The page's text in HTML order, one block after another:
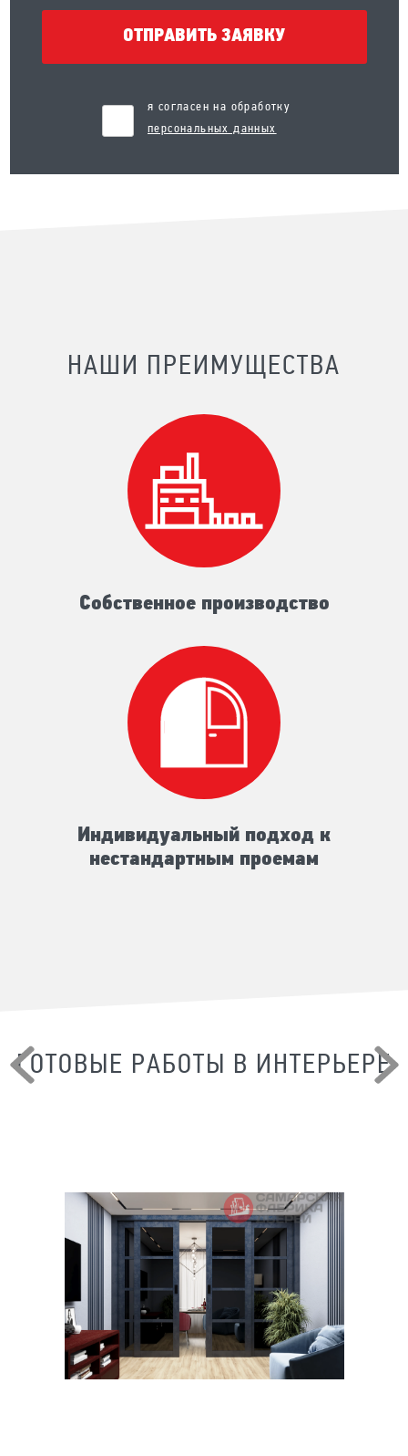
ОТПРАВИТЬ ЗАЯВКУ
я согласен на обработку
персональных данных
НАШИ ПРЕИМУЩЕСТВА
Собственное производство
Индивидуальный подход к
нестандартным проемам
ГОТОВЫЕ РАБОТЫ В ИНТЕРЬЕРЕ